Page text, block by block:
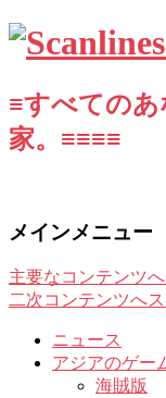
≡すべてのあ
家。≡≡≡≡
メインメニュー
主要なコンテンツ
二次コンテンツへ
ニュース
アジアのゲー
海賊版